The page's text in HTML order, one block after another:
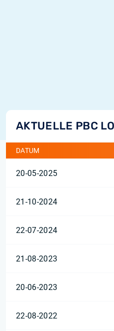
AKTUELLE PBC
DATUM
20-05-2025
21-10-2024
22-07-2024
21-08-2023
20-06-2023
22-08-2022